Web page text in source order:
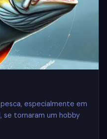
especialmente em
se tornaram um hobby